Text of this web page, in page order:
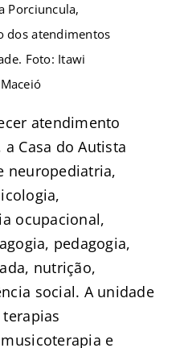
Porciuncula,
dos atendimentos
Foto: Itawi
atendimento
Casa do Autista
neuropediatria,
ocupacional,
pedagogia,
nutrição,
social. A unidade
e